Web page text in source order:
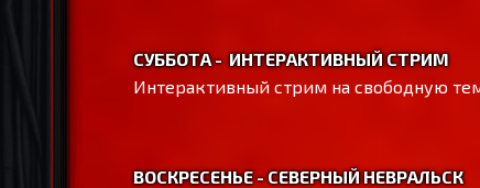
СУББОТА - ИНТЕРАКТИВНЫЙ СТРИМ
Интерактивный стрим на свободную
ВОСКРЕСЕНЬЕ - СЕВЕРНЫЙ НЕВРАЛЬСК